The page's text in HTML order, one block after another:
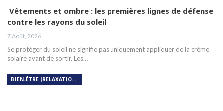
Vêtements et ombre : les premières lignes de défense
contre les rayons du soleil
7 Août, 2026
Se protéger du soleil ne signifie pas uniquement appliquer de la crème
solaire avant de sortir. Les…
BIEN-ÊTRE (RELAXATION, MÉDITATION, SOIN DU CORPS)